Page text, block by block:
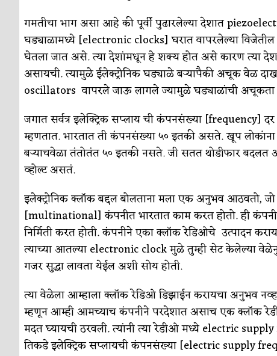
‘अर्थ’पूर्ण हास्य अर्थ-वाणिज्य
अष्टपैलू : खंडू रांगणेकर क्रिकेट
अपूर्ण कथा कथा
गमतीचा भाग असा आहे की पूर्वी पुढारलेल्या देशात
घड्याळामध्ये [electronic clocks] घरात वापरलेल्या
घेतला जात असे. त्या देशांमधून हे शक्य होत असे कारण त्या
असायची. त्यामुळे ईलेक्ट्रोनिक घड्याळे बऱ्यापैकी अचूक वेळ
oscillators वापरले जाऊ लागले ज्यामुळे घड्याळांची
जगात सर्वत्र इलेक्ट्रिक सप्लाय ची कंपनसंख्या [frequency]
म्हणतात. भारतात ती कंपनसंख्या ५० इतकी असते. खूप
बऱ्याचवेळा तंतोतंत ५० इतकी नसते. जी सतत थोडीफार
व्होल्ट असतं.
इलेक्ट्रोनिक क्लॉक बद्दल बोलताना मला एक अनुभव आठवतो, जो
[multinational] कंपनीत भारतात काम करत होतो. ही
निर्मिती करत होती. कंपनीने एका क्लॉक रेडिओचे उत्पादन
त्याच्या आतल्या electronic clock मुळे तुम्ही सेट केलेल्या
गजर सुद्धा लावता येईल अशी सोय होती.
त्या वेळेला आम्हाला क्लॉक रेडिओ डिझाईन करायचा अनुभव
म्हणून आम्ही आमच्याच कंपनीने परदेशात असाच एक क्लॉक
मदत घ्यायची ठरवली. त्यांनी त्या रेडीओ मध्ये electric
तिकडे इलेक्ट्रिक सप्लायची कंपनसंख्या [electric supply